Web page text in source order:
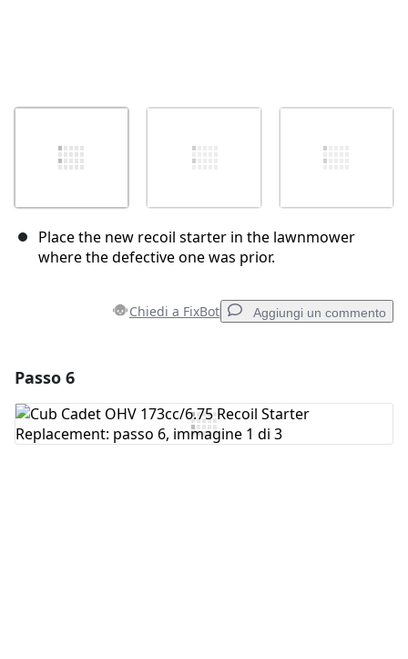
Place the new recoil starter in the lawnmower
where the defective one was prior.
Chiedi a FixBot Aggiungi un commento
Aggiungi Commento
Passo 6